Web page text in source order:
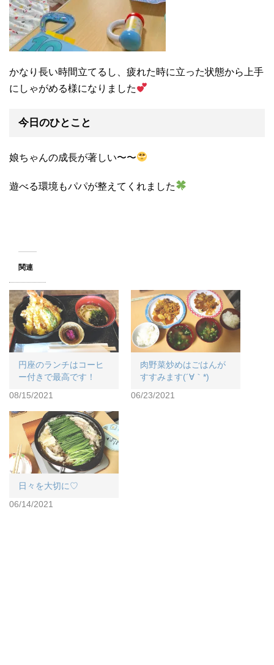
かなり長い時間立てるし、疲れた時に立った状態から上手
にしゃがめる様になりました
今日のひとこと
娘ちゃんの成長が著しい〜〜
遊べる環境もパパが整えてくれました
関連
円座のランチはコーヒ
ー付きで最高です！
08/15/2021
肉野菜炒めはごはんが
すすみます(´∀｀*)
06/23/2021
日々を大切に♡
06/14/2021